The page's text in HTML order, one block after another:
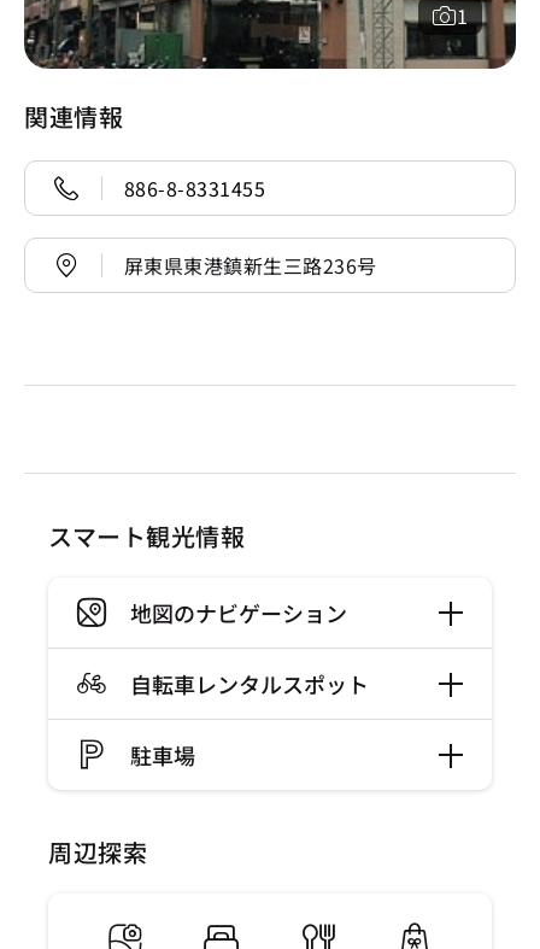
1
関連情報
886-8-8331455
屏東県東港鎮新生三路236号
スマート観光情報
地図のナビゲーション
自転車レンタルスポット
駐車場
周辺探索